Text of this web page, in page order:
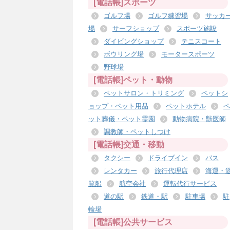
[電話帳]スポーツ
ゴルフ場 ゴルフ練習場
サッカ
場
サーフショップ
スポーツ施設
ダイビングショップ
テニスコート
ボウリング場
モータースポーツ
野球場
[電話帳]ペット・動物
ペットサロン・トリミング
ペットシ
ョップ・ペット用品
ペットホテル
ペ
ット葬儀・ペット霊園
動物病院・獣医師
調教師・ペットしつけ
[電話帳]交通・移動
タクシー ドライブイン
バス
レンタカー
旅行代理店
海運・
覧船
航空会社
運転代行サービス
道の駅
鉄道・駅 駐車場
駐
輪場
[電話帳]公共サービス